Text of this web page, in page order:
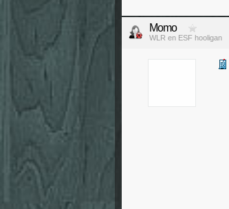
Momo
WLR en ESF hooligan